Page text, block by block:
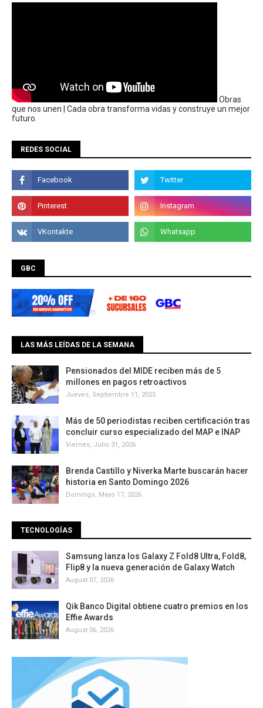
Obras
que nos unen | Cada obra transforma vidas y construye un mejor
futuro.
REDES SOCIAL
GBC
LAS MÁS LEÍDAS DE LA SEMANA
Pensionados del MIDE reciben más de 5
millones en pagos retroactivos
Jueves, Septiembre 11, 2025
Más de 50 periodistas reciben certificación tras
concluir curso especializado del MAP e INAP
Viernes, Julio 31, 2026
Brenda Castillo y Niverka Marte buscarán hacer
historia en Santo Domingo 2026
Domingo, Mayo 17, 2026
TECNOLOGÍAS
Samsung lanza los Galaxy Z Fold8 Ultra, Fold8,
Flip8 y la nueva generación de Galaxy Watch
August 07, 2026
Qik Banco Digital obtiene cuatro premios en los
Effie Awards
August 06, 2026